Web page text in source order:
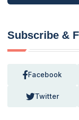
Subscribe &
Facebook
Twitter